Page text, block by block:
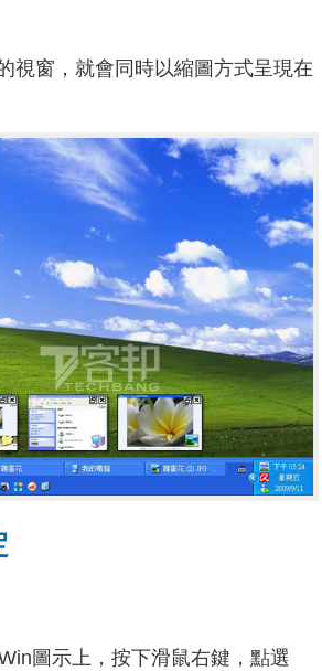
視窗，就會同時以縮圖方式呈現在
圖示上，按下滑鼠右鍵，點選